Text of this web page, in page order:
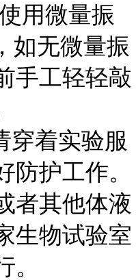
用微量振
，如无微量振
手工轻轻敲
穿着实验服
防护工作。
者其他体液
生物试验室